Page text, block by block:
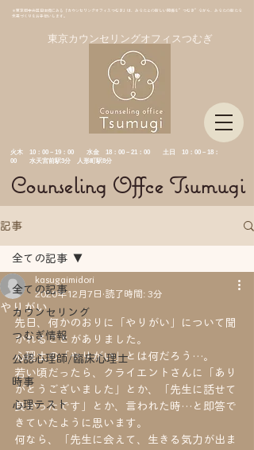
＊東京都中央区日本橋にある「カウンセリングオフィスつむぎ」は、あなたとの新しい関係を”つむぎ”ながら、あなたの新たな
未来づくりをお手伝いします。
東京カウンセリングオフィスつむぎ
​火木 10：00－19：00 水金 18：00－21：00 土日 10：00－18：
00 水天宮前駅3分 人形町駅8分
Counseling Offce Tsumugi
記事
全ての記事
カウンセリング
つむぎ情報
公認心理師/臨床心理士
時事
心理テスト
全ての記事
やりがい
kasugaimidori
2020年12月7日 読了時間: 3分
先日、何かのおりに「やりがい」について聞
かれることがありました。
心理士の「やりがい」とは何だろう…。
若い頃だったら、クライエントさんに「あり
がとうございました」とか、「先生に話せて
良かったです」とか、言われた時…と即答で
きていたように思います。
何なら、「先生に会えて、生きる気力が出ま